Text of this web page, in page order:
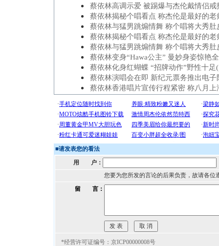
蔡依林高调示爱 被踢爆与杰伦戴情侣戒
蔡依林揭秘个唱看点 称杰伦是最好的老
蔡依林与猛男跳煽情舞 称个唱将大秀肚
蔡依林揭秘个唱看点 称杰伦是最好的老
蔡依林与猛男跳煽情舞 称个唱将大秀肚
蔡依林变身“Hawa公主” 曼妙身姿惊艳
蔡依林化身红蝴蝶 “招牌动作”野性十足
蔡依林演唱会在即 新纪元票务推出电子
蔡依林香港唱片宣传行程紧密 称八月上
■请发表您的看法
用 户：
您要为您所发的言论的后果负责，故请各位
留 言：
*经营许可证编号：京ICP00000008号